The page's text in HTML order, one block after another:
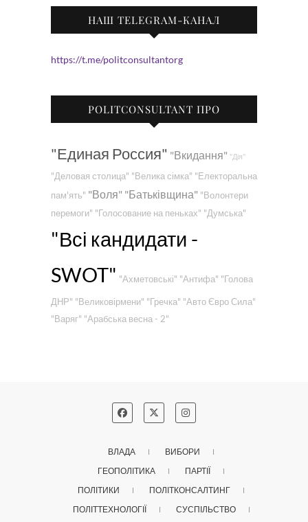
НАШ TELEGRAM-КАНАЛ
https://t.me/politconsultantorg
POLITCONSULTANT ПРО
"Единая Россия" "Вкидання" "Дія"
"Деловая столица" "Велика сімка" "Електоральна
пам'ять" "Воля" "Батьківщина" "Волонтери
перемоги" "Голосование на пеньках" "Думська"
"Всі кандидати -
SWOT" "Ахметовські" "Антифа" "Голова
ДНР" "Великовірмени" "Гречка" "Авто Євро Сила"
"Варяг" "Арабська весна - 2"
ВЛАДА
ВИБОРИ
ГЕОПОЛІТИКА
ПАРТІЇ
ПОЛІТИКИ
ПОЛІТКОНСАЛТИНГ
ПОЛІТТЕХНОЛОГІЇ
СУСПІЛЬСТВО